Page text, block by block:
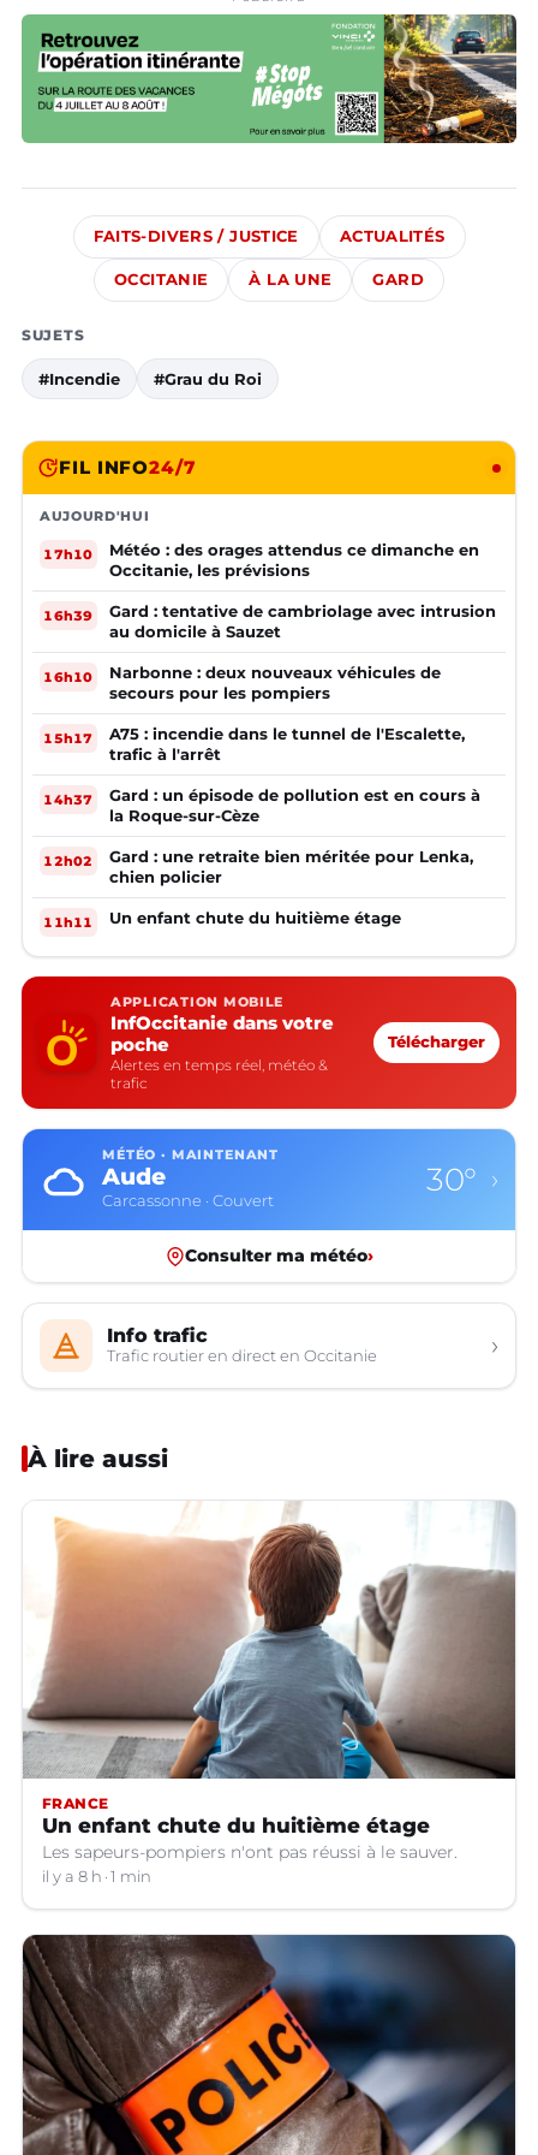
FAITS-DIVERS / JUSTICE ACTUALITÉS
OCCITANIE À LA UNE GARD
SUJETS
#Incendie #Grau du Roi
FIL INFO24/7
AUJOURD'HUI
17h10
Météo : des orages attendus ce dimanche en
Occitanie, les prévisions
16h39
Gard : tentative de cambriolage avec intrusion
au domicile à Sauzet
16h10
Narbonne : deux nouveaux véhicules de
secours pour les pompiers
15h17
A75 : incendie dans le tunnel de l'Escalette,
trafic à l'arrêt
14h37
Gard : un épisode de pollution est en cours à
la Roque-sur-Cèze
12h02
Gard : une retraite bien méritée pour Lenka,
chien policier
11h11 Un enfant chute du huitième étage
APPLICATION MOBILE
InfOccitanie dans votre
poche
Alertes en temps réel, météo &
trafic
Télécharger
MÉTÉO · MAINTENANT
Aude
Carcassonne · Couvert
30° ›
Consulter ma météo›
Info trafic
Trafic routier en direct en Occitanie ›
À lire aussi
FRANCE
Un enfant chute du huitième étage
Les sapeurs-pompiers n'ont pas réussi à le sauver.
il y a 8 h 1 min